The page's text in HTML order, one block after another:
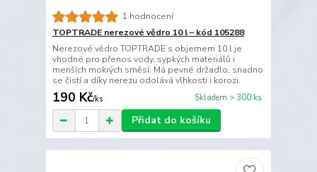
1 hodnocení
TOPTRADE nerezové vědro 10 l – kód 105288
Nerezové vědro TOPTRADE s objemem 10 l je
vhodné pro přenos vody, sypkých materiálů i
menších mokrých směsí. Má pevné držadlo, snadno
se čistí a díky nerezu odolává vlhkosti i korozi.
190 Kč/ks Skladem > 300 ks
Přidat do košíku